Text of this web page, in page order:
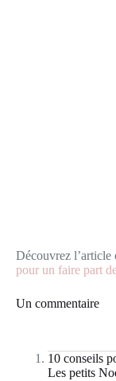
Découvrez l’article
pour un faire part
Un commentaire
10 conseils
Les petits